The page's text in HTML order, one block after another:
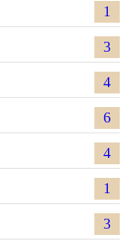
1
3
4
6
4
1
3